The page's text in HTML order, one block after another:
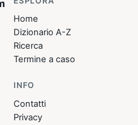
Home
Dizionario A-Z
Ricerca
Termine a caso
INFO
Contatti
Privacy